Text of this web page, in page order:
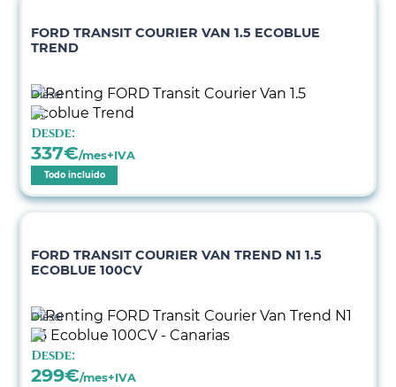
FORD TRANSIT COURIER VAN 1.5 ECOBLUE
TREND
Diésel
Desde:
337€/mes+IVA
Todo incluido
FORD TRANSIT COURIER VAN TREND N1 1.5
ECOBLUE 100CV
Diésel
Desde:
299€/mes+IVA